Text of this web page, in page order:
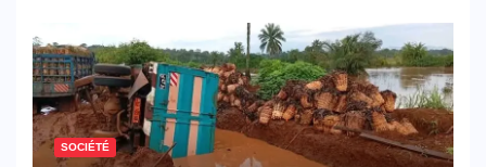
numériques made in
Cameroon
SOCIÉTÉ